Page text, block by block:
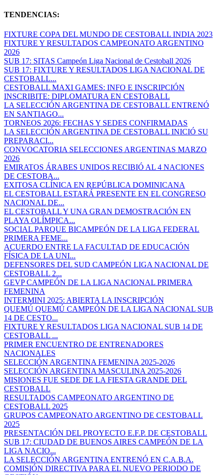
TENDENCIAS:
FIXTURE COPA DEL MUNDO DE CESTOBALL INDIA 2023
FIXTURE Y RESULTADOS CAMPEONATO ARGENTINO
2026
SUB 17: SITAS Campeón Liga Nacional de Cestoball 2026
SUB 17: FIXTURE Y RESULTADOS LIGA NACIONAL DE
CESTOBALL...
CESTOBALL MAXI GAMES: INFO E INSCRIPCIÓN
INSCRIBITE: DIPLOMATURA EN CESTOBALL
LA SELECCIÓN ARGENTINA DE CESTOBALL ENTRENÓ
EN SANTIAGO...
TORNEOS 2026: FECHAS Y SEDES CONFIRMADAS
LA SELECCIÓN ARGENTINA DE CESTOBALL INICIÓ SU
PREPARACI...
CONVOCATORIA SELECCIONES ARGENTINAS MARZO
2026
EMIRATOS ÁRABES UNIDOS RECIBIÓ AL 4 NACIONES
DE CESTOBA...
EXITOSA CLÍNICA EN REPÚBLICA DOMINICANA
EL CESTOBALL ESTARÁ PRESENTE EN EL CONGRESO
NACIONAL DE...
EL CESTOBALL Y UNA GRAN DEMOSTRACIÓN EN
PLAYA OLÍMPICA...
SOCIAL PARQUE BICAMPEÓN DE LA LIGA FEDERAL
PRIMERA FEME...
ACUERDO ENTRE LA FACULTAD DE EDUCACIÓN
FÍSICA DE LA UNI...
DEFENSORES DEL SUD CAMPEÓN LIGA NACIONAL DE
CESTOBALL 2...
GEVP CAMPEÓN DE LA LIGA NACIONAL PRIMERA
FEMENINA
INTERMINI 2025: ABIERTA LA INSCRIPCIÓN
QUEMÚ QUEMÚ CAMPEÓN DE LA LIGA NACIONAL SUB
14 DE CESTO...
FIXTURE Y RESULTADOS LIGA NACIONAL SUB 14 DE
CESTOBALL ...
PRIMER ENCUENTRO DE ENTRENADORES
NACIONALES
SELECCIÓN ARGENTINA FEMENINA 2025-2026
SELECCIÓN ARGENTINA MASCULINA 2025-2026
MISIONES FUE SEDE DE LA FIESTA GRANDE DEL
CESTOBALL
RESULTADOS CAMPEONATO ARGENTINO DE
CESTOBALL 2025
GRUPOS CAMPEONATO ARGENTINO DE CESTOBALL
2025
PRESENTACIÓN DEL PROYECTO E.F.P. DE CESTOBALL
SUB 17: CIUDAD DE BUENOS AIRES CAMPEÓN DE LA
LIGA NACIO...
LA SELECCIÓN ARGENTINA ENTRENÓ EN C.A.B.A.
COMISIÓN DIRECTIVA PARA EL NUEVO PERIODO DE